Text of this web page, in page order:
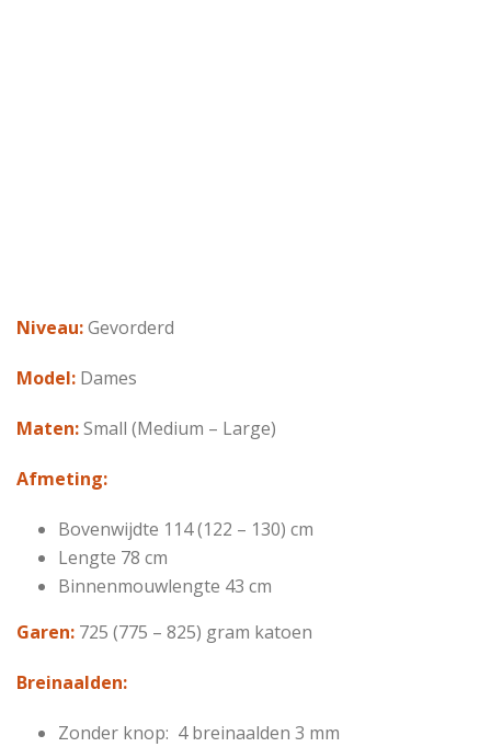
Niveau:Gevorderd
Model: Dames
Maten:Small (Medium – Large)
Afmeting:
Bovenwijdte 114 (122 – 130) cm
Lengte 78 cm
Binnenmouwlengte 43 cm
Garen: 725 (775 – 825) gram katoen
Breinaalden:
Zonder knop: 4 breinaalden 3 mm